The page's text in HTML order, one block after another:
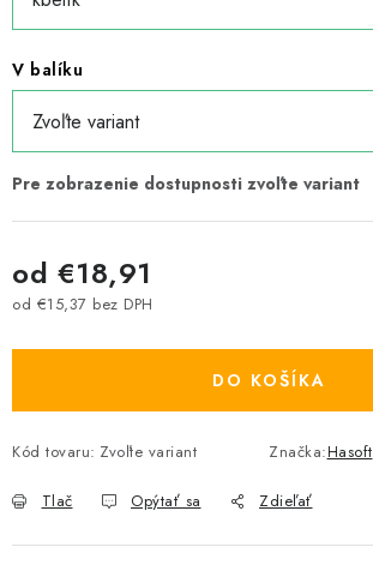
V balíku
od €18,91
od €15,37 bez DPH
DO KOŠÍKA
Kód tovaru: Zvoľte variant Značka:Hasoft
Tlač Opýtať sa Zdieľať